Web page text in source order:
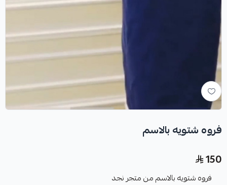
فروه شتويه بالاسم
150
فروه شتويه بالاسم من متجر نجد